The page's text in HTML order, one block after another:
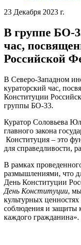
23 Декабря 2023 г.
В группе БО-
час,
Российской
В Северо-Западном
кураторский час,
Конституции
группы БО-33.
Куратор Соловьева
главного закона
Конституция – это
для справедливости,
В рамках
размышлениями, что
День Конституции
День Конституции,
культурных
соблюдения и защиты
каждого гражданина».